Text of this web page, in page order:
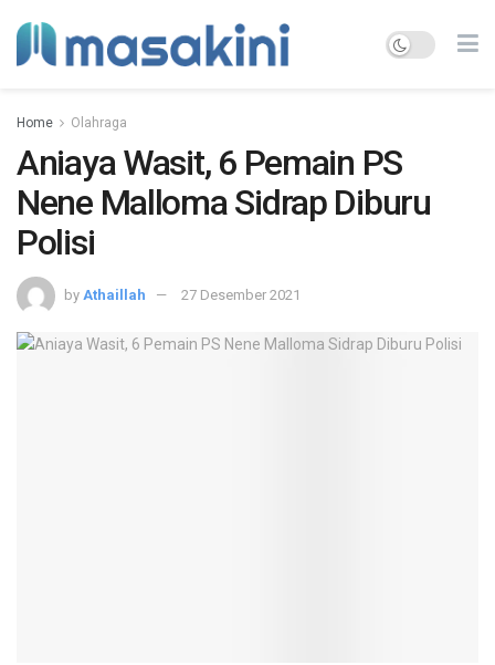
Home Olahraga
Aniaya Wasit, 6 Pemain PS
Nene Malloma Sidrap Diburu
Polisi
by Athaillah 27 Desember 2021